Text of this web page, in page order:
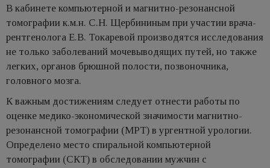
В кабинете компьютерной и магнитно-резонансной
томографии к.м.н. С.Н. Щербининым при участии врача-
рентгенолога Е.В. Токаревой производятся исследования
не только заболеваний мочевыводящих путей, но также
легких, органов брюшной полости, позвоночника,
головного мозга.
К важным достижениям следует отнести работы по
оценке медико-экономической значимости магнитно-
резонансной томографии (МРТ) в ургентной урологии.
Определено место спиральной компьютерной
томографии (СКТ) в обследовании мужчин с